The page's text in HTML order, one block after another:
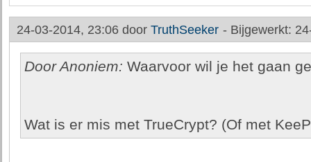
24-03-2014, 23:06 door TruthSeeker - Bijgewerkt:
Door Anoniem: Waarvoor wil je het gaan
Wat is er mis met TrueCrypt? (Of met